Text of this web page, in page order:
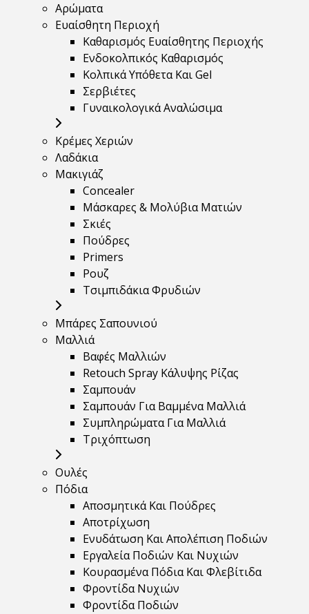
Αρώματα
Ευαίσθητη Περιοχή
Καθαρισμός Ευαίσθητης Περιοχής
Ενδοκολπικός Καθαρισμός
Κολπικά Υπόθετα Και Gel
Σερβιέτες
Γυναικολογικά Αναλώσιμα
Κρέμες Χεριών
Λαδάκια
Μακιγιάζ
Concealer
Μάσκαρες & Μολύβια Ματιών
Σκιές
Πούδρες
Primers
Ρουζ
Τσιμπιδάκια Φρυδιών
Μπάρες Σαπουνιού
Μαλλιά
Βαφές Μαλλιών
Retouch Spray Κάλυψης Ρίζας
Σαμπουάν
Σαμπουάν Για Βαμμένα Μαλλιά
Συμπληρώματα Για Μαλλιά
Τριχόπτωση
Ουλές
Πόδια
Αποσμητικά Και Πούδρες
Αποτρίχωση
Ενυδάτωση Και Απολέπιση Ποδιών
Εργαλεία Ποδιών Και Νυχιών
Κουρασμένα Πόδια Και Φλεβίτιδα
Φροντίδα Νυχιών
Φροντίδα Ποδιών